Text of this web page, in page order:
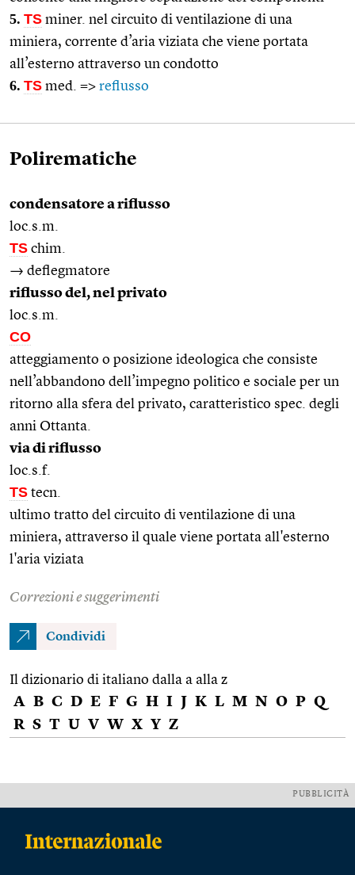
5. TS miner. nel circuito di ventilazione di una
miniera, corrente d’aria viziata che viene portata
all’esterno attraverso un condotto
6. TS med. => reflusso
Polirematiche
condensatore a riflusso
loc.s.m.
TS chim.
→ deflegmatore
riflusso del, nel privato
loc.s.m.
CO
atteggiamento o posizione ideologica che consiste
nell’abbandono dell’impegno politico e sociale per un
ritorno alla sfera del privato, caratteristico spec. degli
anni Ottanta.
via di riflusso
loc.s.f.
TS tecn.
ultimo tratto del circuito di ventilazione di una
miniera, attraverso il quale viene portata all'esterno
l'aria viziata
Correzioni e suggerimenti
Condividi
Il dizionario di italiano dalla a alla z
A B C D E F G H I J K L M N O P Q
R S T U V W X Y Z
PUBBLICITÀ